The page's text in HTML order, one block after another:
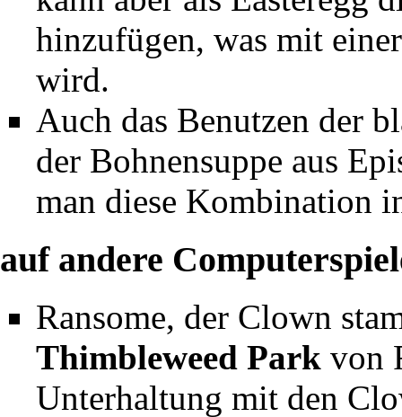
hinzufügen, was mit
wird.
Auch das Benutzen der
der Bohnensuppe aus
man diese Kombination
auf andere
Ransome, der Clown
Thimbleweed Park von
Unterhaltung mit den